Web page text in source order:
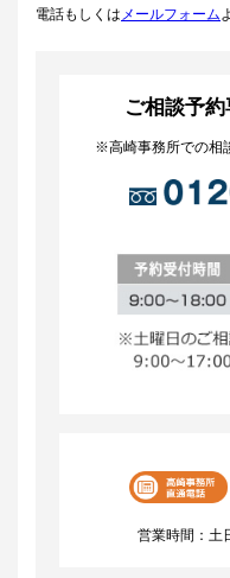
電話もしくは メールフォーム
ご相談予
※高崎事務所での相
営業時間：土